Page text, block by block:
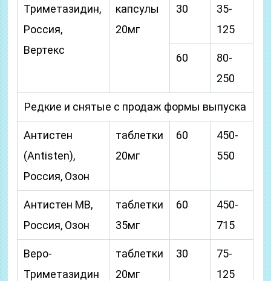
Триметазидин,
Россия,
Вертекс
капсулы
20мг
30
35-
125
60
80-
250
Редкие и снятые с продаж формы выпуска
Антистен
(Antisten),
Россия, Озон
таблетки
20мг
60
450-
550
Антистен МВ,
Россия, Озон
таблетки
35мг
60
450-
715
Веро-
Триметазидин
таблетки
20мг
30
75-
125